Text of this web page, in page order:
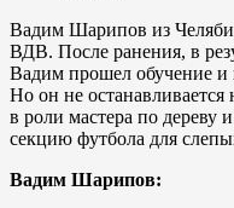
Вадим Шарипов из
ВДВ. После ранения, в
Вадим прошел обучение и
Но он не останавливается
в роли мастера по дереву
секцию футбола для
Вадим Шарипов: